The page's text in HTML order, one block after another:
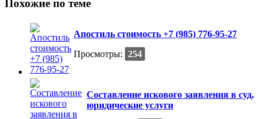
Похожие по теме
Апостиль стоимость +7 (985) 776-95-27
Просмотры: 254
Составление искового заявления в суд,
юридические услуги